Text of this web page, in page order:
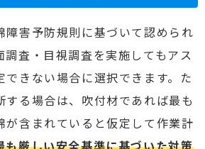
障害予防規則に基づいて認められ
調査・目視調査を実施してもアス
できない場合に選択できます。た
する場合は、吹付材であれば最も
が含まれていると仮定して作業計
も厳しい安全基準に基づいた対策